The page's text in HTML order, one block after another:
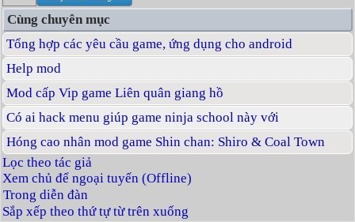
Cùng chuyên mục
Tổng hợp các yêu cầu game, ứng dụng cho android
Help mod
Mod cấp Vip game Liên quân giang hồ
Có ai hack menu giúp game ninja school này với
Hóng cao nhân mod game Shin chan: Shiro & Coal Town
Lọc theo tác giả
Xem chủ để ngoại tuyến (Offline)
Trong diễn đàn
Sắp xếp theo thứ tự từ trên xuống